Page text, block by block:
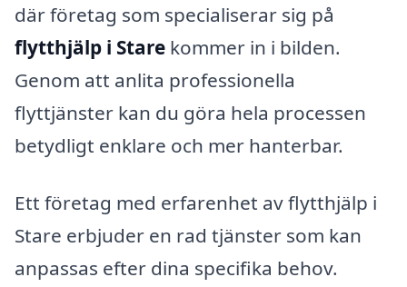
där företag som specialiserar sig på
flytthjälp i Stare kommer in i bilden.
Genom att anlita professionella
flyttjänster kan du göra hela processen
betydligt enklare och mer hanterbar.
Ett företag med erfarenhet av flytthjälp i
Stare erbjuder en rad tjänster som kan
anpassas efter dina specifika behov.